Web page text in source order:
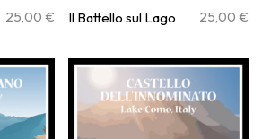
25,00 € Il Battello sul Lago 25,00 €